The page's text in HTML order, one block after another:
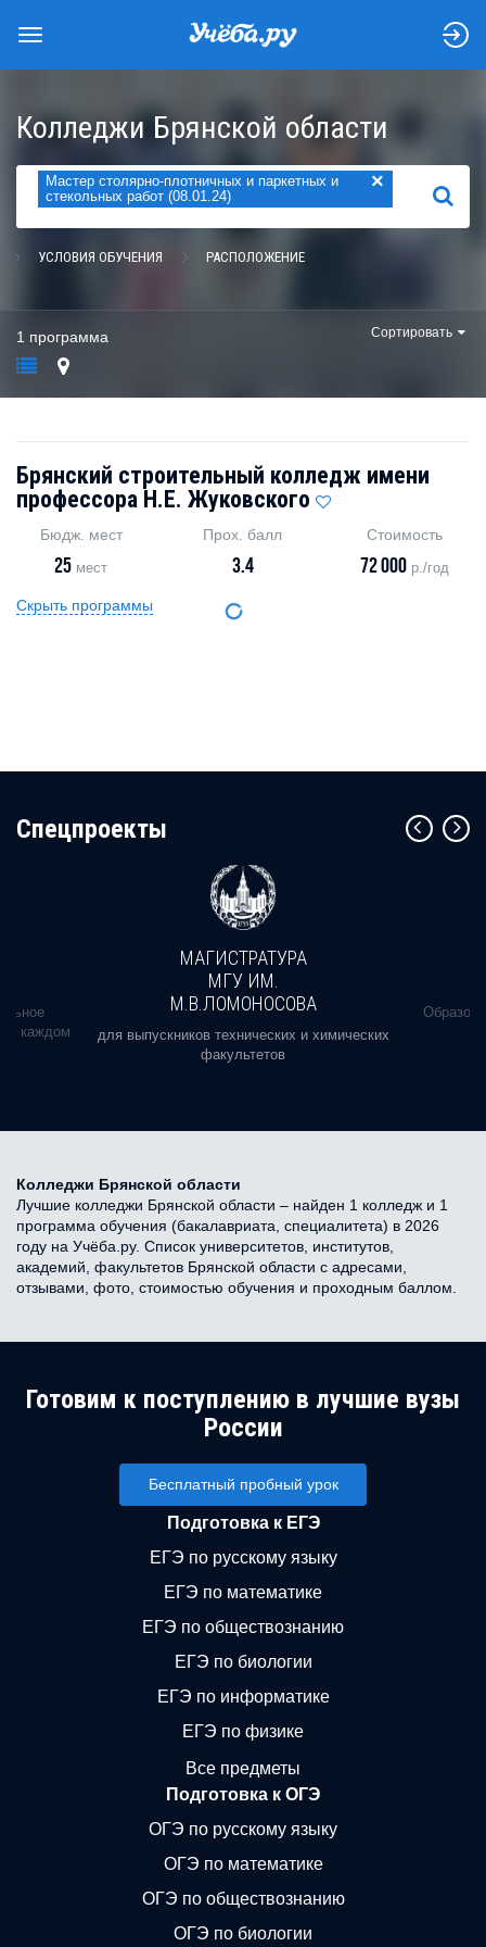
Колледжи Брянской области
Мастер столярно-плотничных и паркетных и
стекольных работ (08.01.24)
×
НАЙТИ
УСЛОВИЯ ОБУЧЕНИЯ РАСПОЛОЖЕНИЕ
1 программа Сортировать
Брянский строительный колледж имени
профессора Н.Е. Жуковского
Бюдж. мест
25 мест
Прох. балл
3.4
Стоимость
72 000 р./год
Скрыть программы
Cпецпроекты
в каждом
МАГИСТРАТУРА
МГУ ИМ.
М.В.ЛОМОНОСОВА
для выпускников технических и химических
факультетов
Колледжи Брянской области
Лучшие колледжи Брянской области – найден 1 колледж и 1
программа обучения (бакалавриата, специалитета) в 2026
году на Учёба.ру. Список университетов, институтов,
академий, факультетов Брянской области с адресами,
отзывами, фото, стоимостью обучения и проходным баллом.
Готовим к поступлению в лучшие вузы
России
Бесплатный пробный урок
Подготовка к ЕГЭ
ЕГЭ по русскому языку
ЕГЭ по математике
ЕГЭ по обществознанию
ЕГЭ по биологии
ЕГЭ по информатике
ЕГЭ по физике
Все предметы
Подготовка к ОГЭ
ОГЭ по русскому языку
ОГЭ по математике
ОГЭ по обществознанию
ОГЭ по биологии